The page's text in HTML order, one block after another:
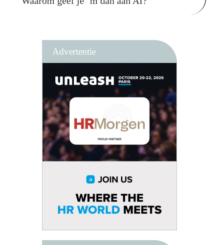
Advertentie